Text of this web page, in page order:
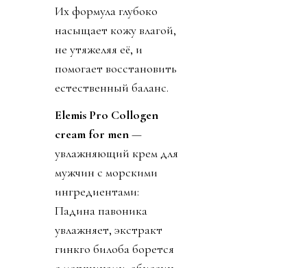
Их формула глубоко
насыщает кожу влагой,
не утяжеляя её, и
помогает восстановить
естественный баланс.
Elemis Pro Collogen
cream for men—
увлажняющий крем для
мужчин с морскими
ингредиентами:
Падина павоника
увлажняет, экстракт
гинкго билоба борется